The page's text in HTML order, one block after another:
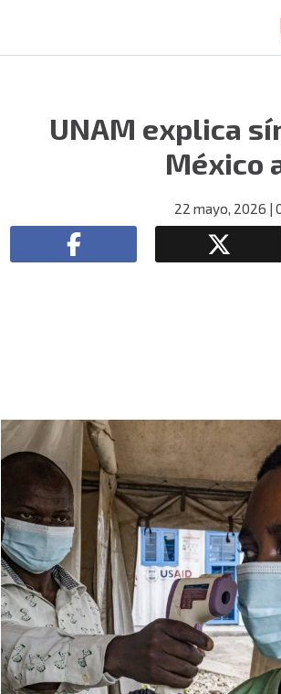
UNAM explica
México
22 mayo, 2026 |